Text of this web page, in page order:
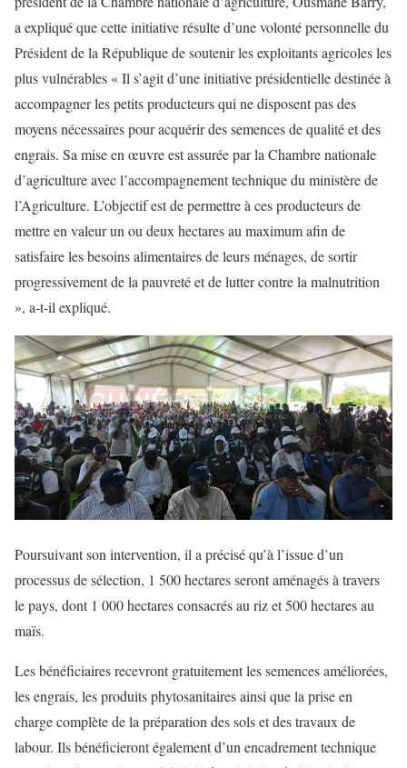
a expliqué que cette initiative résulte d’une volonté personnelle du
Président de la République de soutenir les exploitants agricoles les
plus vulnérables « Il s’agit d’une initiative présidentielle destinée à
accompagner les petits producteurs qui ne disposent pas des
moyens nécessaires pour acquérir des semences de qualité et des
engrais. Sa mise en œuvre est assurée par la Chambre nationale
d’agriculture avec l’accompagnement technique du ministère de
l’Agriculture. L’objectif est de permettre à ces producteurs de
mettre en valeur un ou deux hectares au maximum afin de
satisfaire les besoins alimentaires de leurs ménages, de sortir
progressivement de la pauvreté et de lutter contre la malnutrition
», a-t-il expliqué.
Poursuivant son intervention, il a précisé qu’à l’issue d’un
processus de sélection, 1 500 hectares seront aménagés à travers
le pays, dont 1 000 hectares consacrés au riz et 500 hectares au
maïs.
Les bénéficiaires recevront gratuitement les semences améliorées,
les engrais, les produits phytosanitaires ainsi que la prise en
charge complète de la préparation des sols et des travaux de
labour. Ils bénéficieront également d’un encadrement technique